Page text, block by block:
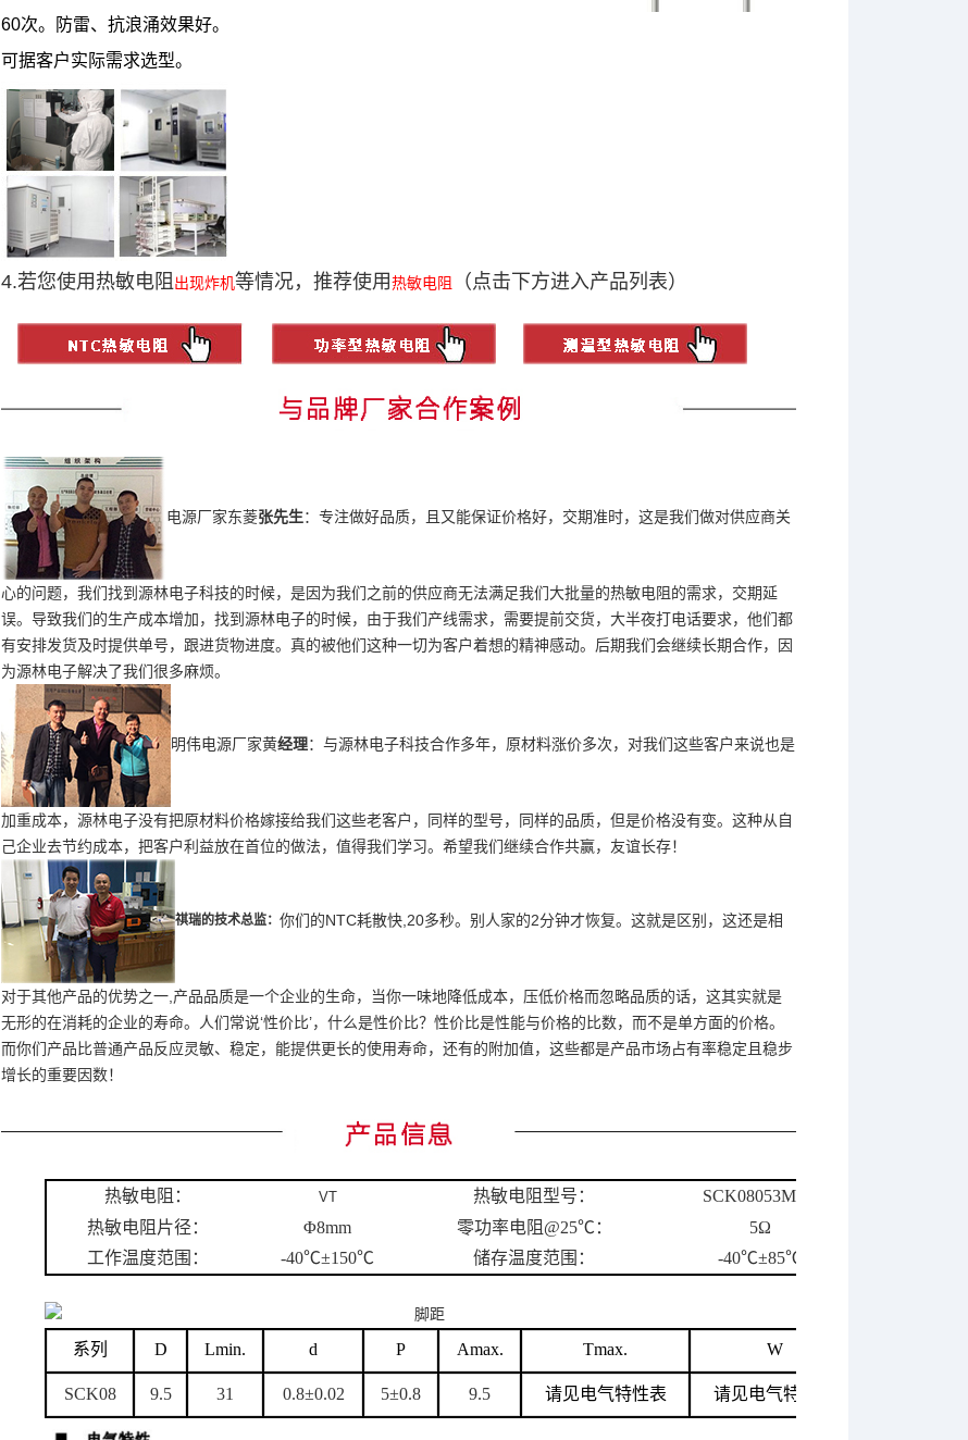
60次。防雷、抗浪涌效果好。
可据客户实际需求选型。
4.若您使用热敏电阻出现炸机等情况，推荐使用热敏电阻 （点击下方进入产品列表）
电源厂家东菱张先生：专注做好品质，且又能保证价格好，交期准时，这是我们做对供应商关
心的问题，我们找到源林电子科技的时候，是因为我们之前的供应商无法满足我们大批量的热敏电阻的需求，交期延
误。导致我们的生产成本增加，找到源林电子的时候，由于我们产线需求，需要提前交货，大半夜打电话要求，他们都
有安排发货及时提供单号，跟进货物进度。真的被他们这种一切为客户着想的精神感动。后期我们会继续长期合作，因
为源林电子解决了我们很多麻烦。
明伟电源厂家黄经理：与源林电子科技合作多年，原材料涨价多次，对我们这些客户来说也是
加重成本，源林电子没有把原材料价格嫁接给我们这些老客户，同样的型号，同样的品质，但是价格没有变。这种从自
己企业去节约成本，把客户利益放在首位的做法，值得我们学习。希望我们继续合作共赢，友谊长存！
祺瑞的技术总监： 你们的NTC耗散快,20多秒。别人家的2分钟才恢复。这就是区别，这还是相
对于其他产品的优势之一,产品品质是一个企业的生命，当你一味地降低成本，压低价格而忽略品质的话，这其实就是
无形的在消耗的企业的寿命。人们常说‘性价比’，什么是性价比？性价比是性能与价格的比数，而不是单方面的价格。
而你们产品比普通产品反应灵敏、稳定，能提供更长的使用寿命，还有的附加值，这些都是产品市场占有率稳定且稳步
增长的重要因数！
热敏电阻： VT 热敏电阻型号：
SCK08053MSY
热敏电阻片径：
Φ8mm 零功率电阻@25℃：
5Ω
工作温度范围：
-40℃±150℃ 储存温度范围： -40℃±85℃
系列 D Lmin. d P Amax. Tmax. W
SCK08 9.5 31 0.8±0.02 5±0.8 9.5 请见电气特性表 请见电气特性表